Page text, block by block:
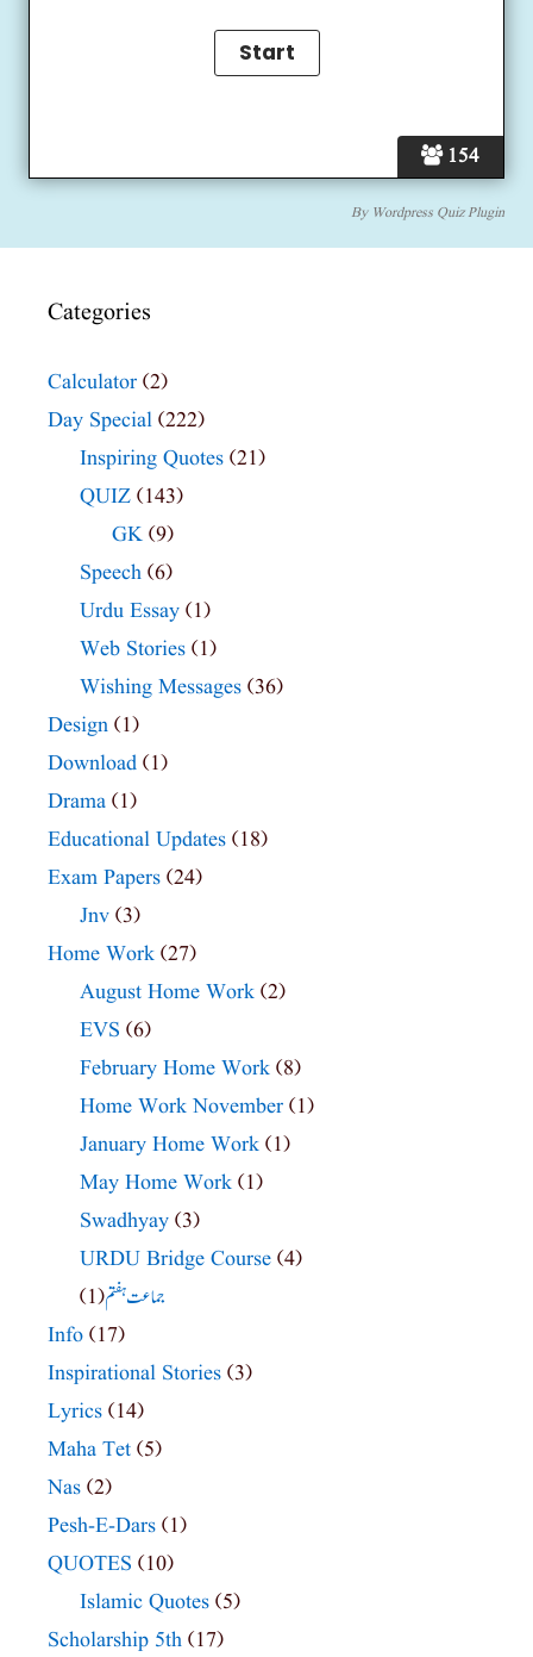
154
By Wordpress Quiz Plugin
Categories
Calculator (2)
Day Special (222)
Inspiring Quotes (21)
QUIZ (143)
GK (9)
Speech (6)
Urdu Essay (1)
Web Stories (1)
Wishing Messages (36)
Design (1)
Download (1)
Drama (1)
Educational Updates (18)
Exam Papers (24)
Jnv (3)
Home Work (27)
August Home Work (2)
EVS (6)
February Home Work (8)
Home Work November (1)
January Home Work (1)
May Home Work (1)
Swadhyay (3)
URDU Bridge Course (4)
جماعت ہفتم(1)
Info (17)
Inspirational Stories (3)
Lyrics (14)
Maha Tet (5)
Nas (2)
Pesh-E-Dars (1)
QUOTES (10)
Islamic Quotes (5)
Scholarship 5th (17)